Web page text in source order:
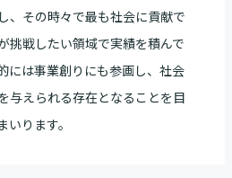
し、その時々で最も社会に貢献で
挑戦したい領域で実績を積んで
には事業創りにも参画し、社会
与えられる存在となることを目
ります。